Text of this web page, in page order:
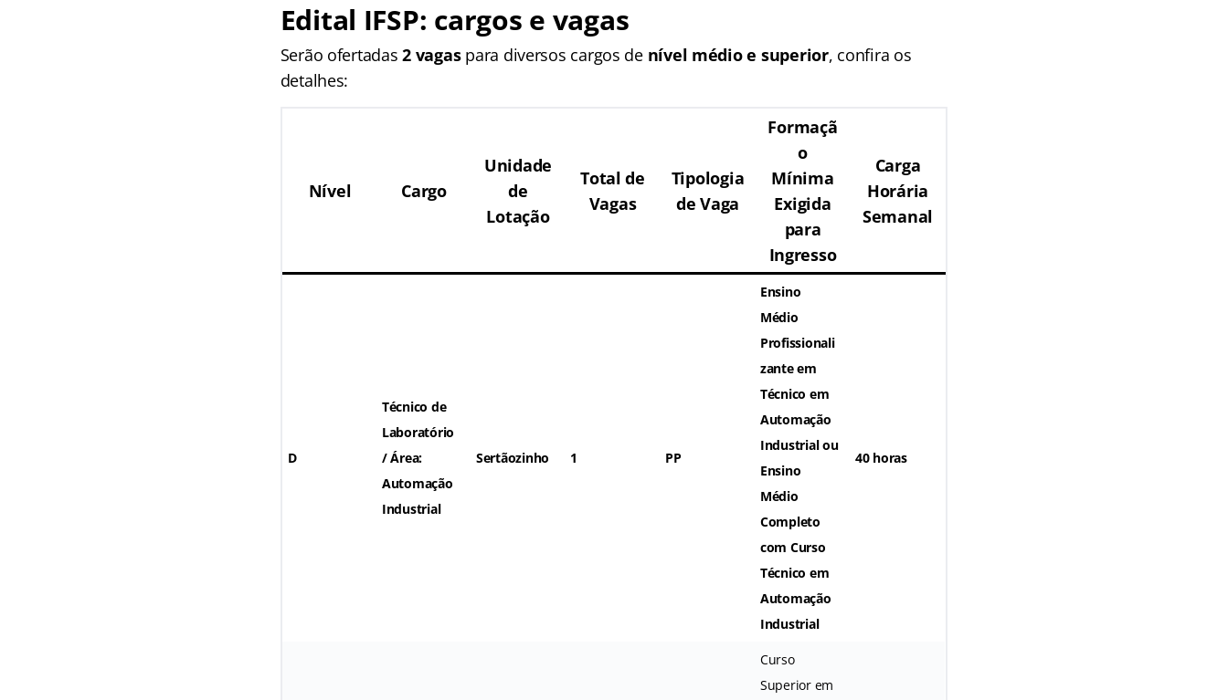
Edital IFSP: cargos e vagas
Serão ofertadas2 vagas para diversos cargos de nível médio e superior, confira os
detalhes:
Nível Cargo
Unidade
de
Lotação
Total de
Vagas
Tipologia
de Vaga
Formaçã
o
Mínima
Exigida
para
Ingresso
Carga
Horária
Semanal
D
Técnico de
Laboratório
/ Área:
Automação
Industrial
Sertãozinho 1 PP
Ensino
Médio
Profissionali
zante em
Técnico em
Automação
Industrialou
Ensino
Médio
Completo
com Curso
Técnico em
Automação
Industrial
40 horas
Curso
Superior em